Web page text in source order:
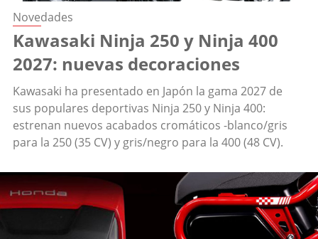
Novedades
Kawasaki Ninja 250 y Ninja 400
2027: nuevas decoraciones
Kawasaki ha presentado en Japón la gama 2027 de
sus populares deportivas Ninja 250 y Ninja 400:
estrenan nuevos acabados cromáticos -blanco/gris
para la 250 (35 CV) y gris/negro para la 400 (48 CV).